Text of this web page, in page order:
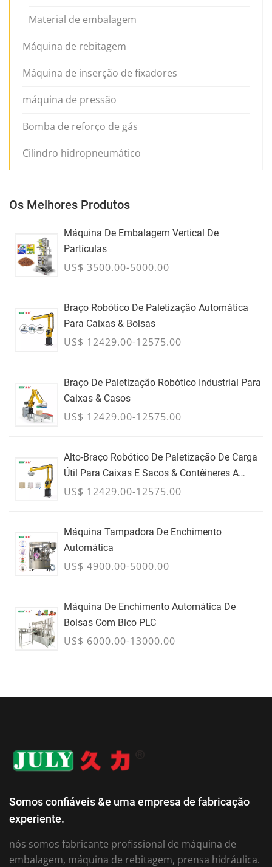
Material de embalagem
Máquina de rebitagem
Máquina de inserção de fixadores
máquina de pressão
Bomba de reforço de gás
Cilindro hidropneumático
Os Melhores Produtos
Máquina De Embalagem Vertical De
Partículas
US$ 3500.00-5000.00
Braço Robótico De Paletização Automática
Para Caixas & Bolsas
US$ 12429.00-12575.00
Braço De Paletização Robótico Industrial Para
Caixas & Casos
US$ 12429.00-12575.00
Alto-Braço Robótico De Paletização De Carga
Útil Para Caixas E Sacos & Contêineres A
Granel - JULHO
US$ 12429.00-12575.00
Máquina Tampadora De Enchimento
Automática
US$ 4900.00-5000.00
Máquina De Enchimento Automática De
Bolsas Com Bico PLC
US$ 6000.00-13000.00
Somos confiáveis ​​&e uma empresa de fabricação
experiente.
nós somos fabricante profissional de máquina de
embalagem, máquina de rebitagem, prensa hidráulica.